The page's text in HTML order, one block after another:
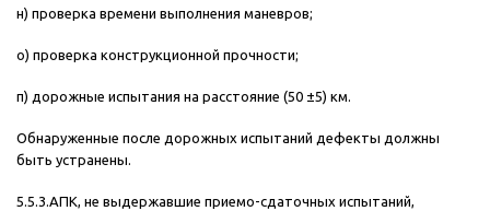
н) проверка времени выполнения маневров;
о) проверка конструкционной прочности;
п) дорожные испытания на расстояние (50 ±5) км.
Обнаруженные после дорожных испытаний дефекты должны
быть устранены.
5.5.3.АПК, не выдержавшие приемо-сдаточных испытаний,